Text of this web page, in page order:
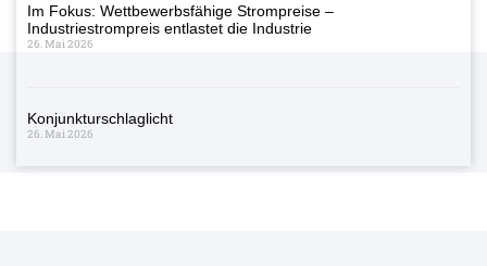
Im Fokus: Wettbewerbsfähige Strompreise –
Industriestrompreis entlastet die Industrie
26. Mai 2026
Konjunkturschlaglicht
26. Mai 2026